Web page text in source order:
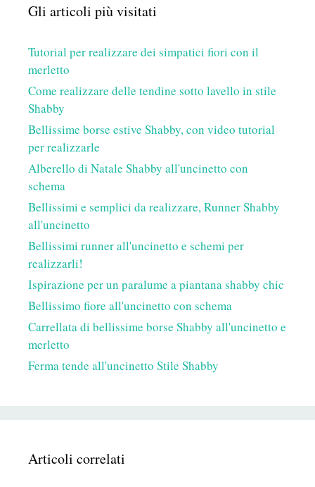
Gli articoli più visitati
Tutorial per realizzare dei simpatici fiori con il
merletto
Come realizzare delle tendine sotto lavello in stile
Shabby
Bellissime borse estive Shabby, con video tutorial
per realizzarle
Alberello di Natale Shabby all'uncinetto con
schema
Bellissimi e semplici da realizzare, Runner Shabby
all'uncinetto
Bellissimi runner all'uncinetto e schemi per
realizzarli!
Ispirazione per un paralume a piantana shabby chic
Bellissimo fiore all'uncinetto con schema
Carrellata di bellissime borse Shabby all'uncinetto e
merletto
Ferma tende all'uncinetto Stile Shabby
Articoli correlati